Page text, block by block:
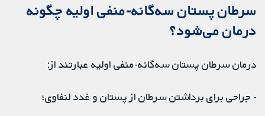
سرطان پستان سه‌گانه-منفی اولیه چگونه
درمان می‌شود؟
درمان سرطان پستان سه‌گانه-منفی اولیه عبارتند از:
- جراحی برای برداشتن سرطان از پستان و غدد لنفاوی؛